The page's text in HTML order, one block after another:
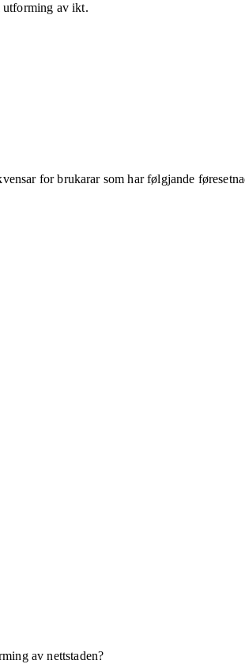
av ikt.
for brukarar som har følgjande
av nettstaden?